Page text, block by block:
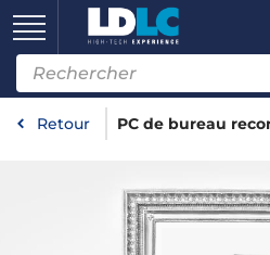
Retour PC de bureau